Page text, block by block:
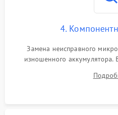
4.
Замена неисправного
изношенного аккумулятора.
контроллеров на
разъемов и кнопок, замена